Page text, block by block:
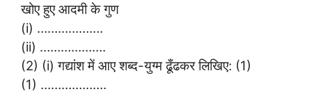
खोए हुए आदमी के गुण
(i) ……………….
(ii) ……………….
(2) (i) गद्यांश में आए शब्द-युग्म ढूँढकर लिखिए: (1)
(1) ……………….